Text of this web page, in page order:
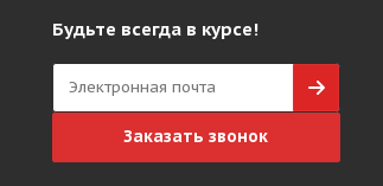
Будьте всегда в курсе!
Заказать звонок